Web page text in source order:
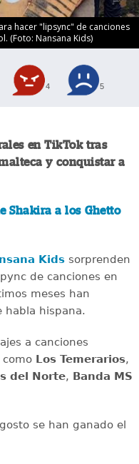
hacer "lipsync" de canciones
(Foto: Nansana Kids)
4 5
en TikTok tras
y conquistar a
Shakira a los Ghetto
Kidssorprenden
de canciones en
meses han
habla hispana.
a canciones
Los Temerarios,
del Norte, Banda MS
se han ganado el